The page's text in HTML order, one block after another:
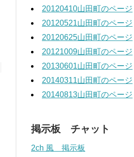
20120410山田町のページ
20120521山田町のページ
20120625山田町のページ
20121009山田町のページ
20130601山田町のページ
20140311山田町のページ
20140813山田町のページ
掲示板 チャット
2ch 風 掲示板